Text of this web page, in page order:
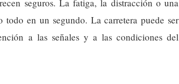
seguros. La fatiga, la distracción o una
todo en un segundo. La carretera puede ser
a las señales y a las condiciones del